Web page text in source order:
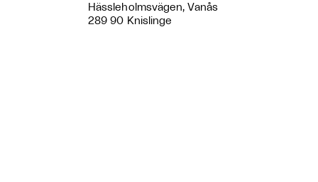
Hässleholmsvägen, Vanås
289 90 Knislinge